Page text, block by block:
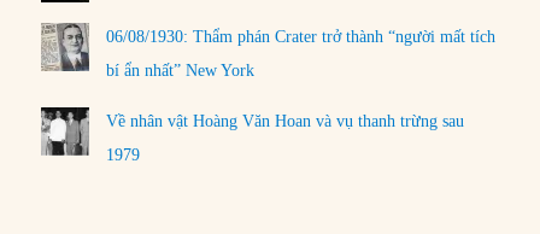
06/08/1930: Thẩm phán Crater trở thành “người mất tích
bí ẩn nhất” New York
Về nhân vật Hoàng Văn Hoan và vụ thanh trừng sau
1979